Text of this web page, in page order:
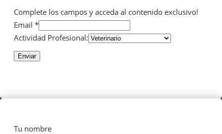
Complete los campos y acceda al contenido exclusivo!
Email *
Actividad Profesional:
Enviar
Tu nombre